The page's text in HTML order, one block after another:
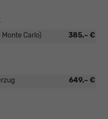
385,– €
Carlo)
649,– €